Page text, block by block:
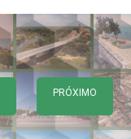
PRÓXIMO